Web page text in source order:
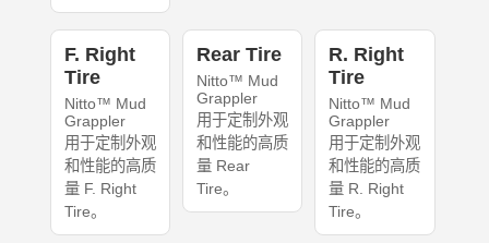
F. Right
Tire
Nitto™ Mud
Grappler
用于定制外观
和性能的高质
量 F. Right
Tire。
Rear Tire
Nitto™ Mud
Grappler
用于定制外观
和性能的高质
量 Rear
Tire。
R. Right
Tire
Nitto™ Mud
Grappler
用于定制外观
和性能的高质
量 R. Right
Tire。